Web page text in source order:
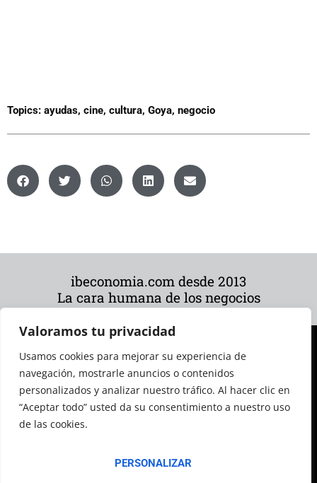
Valoramos tu privacidad
Usamos cookies para mejorar su experiencia de
navegación, mostrarle anuncios o contenidos
personalizados y analizar nuestro tráfico. Al hacer clic en
“Aceptar todo” usted da su consentimiento a nuestro uso
de las cookies.
PERSONALIZAR
Topics: ayudas, cine, cultura, Goya, negocio
ibeconomia.com desde 2013
La cara humana de los negocios